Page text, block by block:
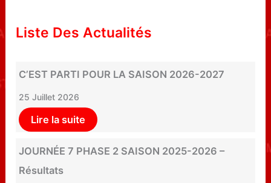
Liste Des Actualités
C’EST PARTI POUR LA SAISON 2026-2027
25 Juillet 2026
Lire la suite
JOURNÉE 7 PHASE 2 SAISON 2025-2026 –
Résultats